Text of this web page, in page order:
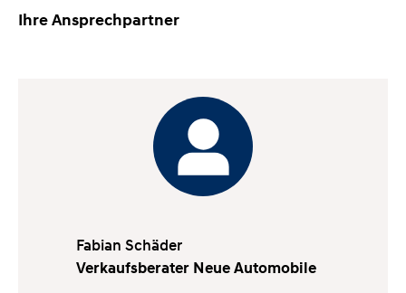
Ihre Ansprechpartner
Fabian Schäder
Verkaufsberater Neue Automobile